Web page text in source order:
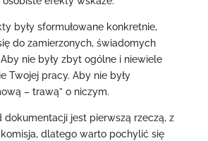
były sformułowane konkretnie,
do zamierzonych, świadomych
nie były zbyt ogólne i niewiele
Twojej pracy. Aby nie były
– trawą” o niczym.
jest pierwszą rzeczą, z
dlatego warto pochylić się